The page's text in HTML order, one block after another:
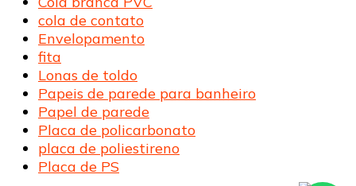
cola de contato
Envelopamento
fita
Lonas de toldo
Papeis de parede para banheiro
Papel de parede
Placa de policarbonato
placa de poliestireno
Placa de PS